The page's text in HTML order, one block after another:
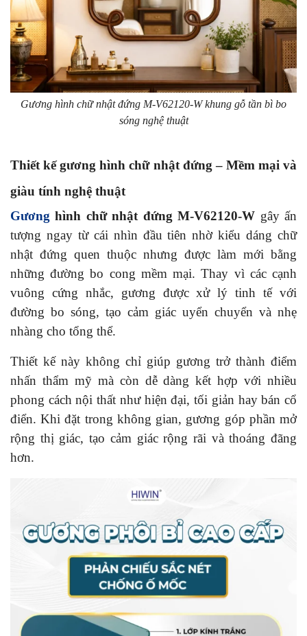
Gương hình chữ nhật đứng M-V62120-W khung gỗ tần bì bo
sóng nghệ thuật
Thiết kế gương hình chữ nhật đứng – Mềm mại và
giàu tính nghệ thuật
Gương hình chữ nhật đứng M-V62120-W gây ấn
tượng ngay từ cái nhìn đầu tiên nhờ kiểu dáng chữ
nhật đứng quen thuộc nhưng được làm mới bằng
những đường bo cong mềm mại. Thay vì các cạnh
vuông cứng nhắc, gương được xử lý tinh tế với
đường bo sóng, tạo cảm giác uyển chuyển và nhẹ
nhàng cho tổng thể.
Thiết kế này không chỉ giúp gương trở thành điểm
nhấn thẩm mỹ mà còn dễ dàng kết hợp với nhiều
phong cách nội thất như hiện đại, tối giản hay bán cổ
điển. Khi đặt trong không gian, gương góp phần mở
rộng thị giác, tạo cảm giác rộng rãi và thoáng đãng
hơn.